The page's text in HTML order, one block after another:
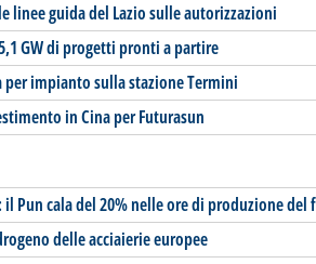
linee guida del Lazio sulle autorizzazioni
GW di progetti pronti a partire
per impianto sulla stazione Termini
in Cina per Futurasun
il Pun cala del 20% nelle ore di produzione
delle acciaierie europee